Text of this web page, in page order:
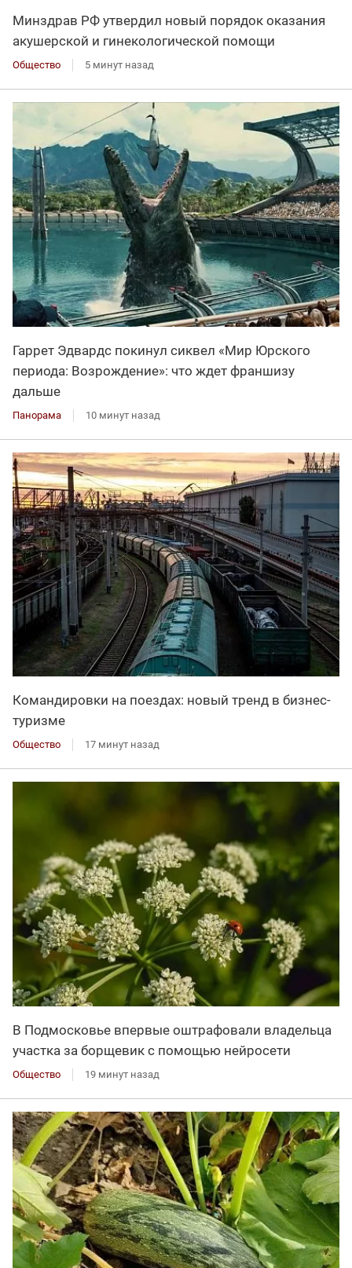
Минздрав РФ утвердил новый порядок оказания
акушерской и гинекологической помощи
Общество 5 минут назад
Гаррет Эдвардс покинул сиквел «Мир Юрского
периода: Возрождение»: что ждет франшизу
дальше
Панорама 10 минут назад
Командировки на поездах: новый тренд в бизнес-
туризме
Общество 17 минут назад
В Подмосковье впервые оштрафовали владельца
участка за борщевик с помощью нейросети
Общество 19 минут назад